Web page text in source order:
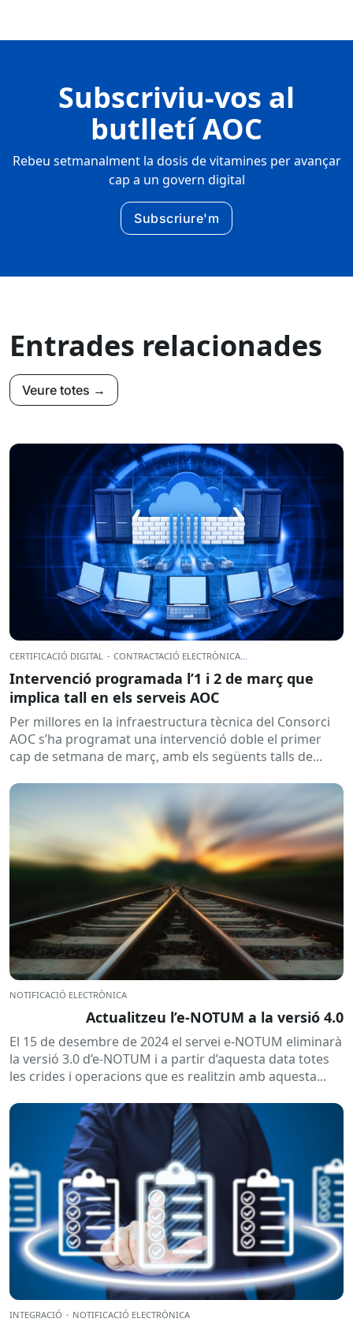
Subscriviu-vos al
butlletí AOC
Rebeu setmanalment la dosis de vitamines per avançar
cap a un govern digital
Subscriure'm
Entrades relacionades
Veure totes →
CERTIFICACIÓ DIGITAL · CONTRACTACIÓ ELECTRÒNICA
Intervenció programada l’1 i 2 de març que
implica tall en els serveis AOC
Per millores en la infraestructura tècnica del Consorci
AOC s’ha programat una intervenció doble el primer
cap de setmana de març, amb els següents talls de...
NOTIFICACIÓ ELECTRÒNICA
Actualitzeu l’e-NOTUM a la versió 4.0
El 15 de desembre de 2024 el servei e-NOTUM eliminarà
la versió 3.0 d’e-NOTUM i a partir d’aquesta data totes
les crides i operacions que es realitzin amb aquesta...
INTEGRACIÓ · NOTIFICACIÓ ELECTRÒNICA